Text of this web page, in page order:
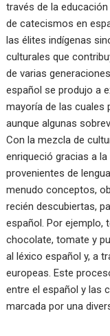
través de la
de catecismos en
las élites indígenas
culturales que
de varias
español se produjo a
mayoría de las cuales
aunque algunas
Con la mezcla de
enriqueció gracias a
provenientes de
menudo conceptos,
recién descubiertas,
español. Por ejemplo,
chocolate, tomate y
al léxico español y, a
europeas. Este
entre el español y las
marcada por una